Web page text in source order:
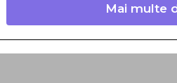
Mai multe